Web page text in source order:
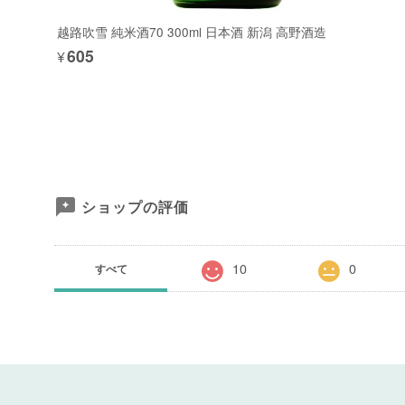
越路吹雪 純米酒70 300ml 日本酒 新潟 高野酒造
¥605
ショップの評価
すべて 10 0